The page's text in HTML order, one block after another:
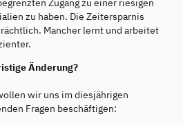
Zugang zu einer riesigen
zu haben. Die Zeitersparnis
Mancher lernt und arbeitet
Änderung?
wir uns im diesjährigen
Fragen beschäftigen: